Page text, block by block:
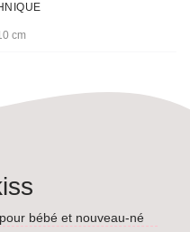
cm
bébé et nouveau-né